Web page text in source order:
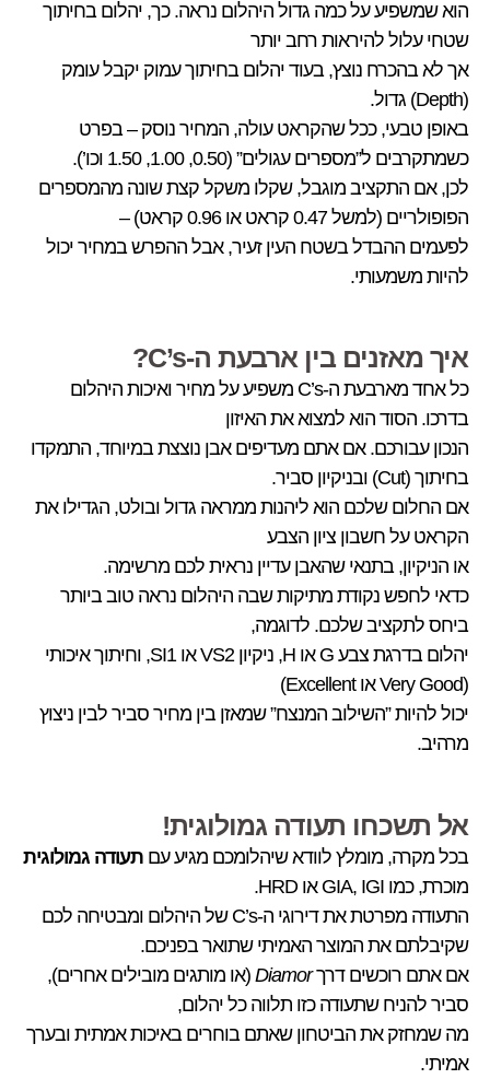
הוא שמשפיע על כמה גדול היהלום נראה. כך, יהלום בחיתוך
שטחי עלול להיראות רחב יותר
אך לא בהכרח נוצץ, בעוד יהלום בחיתוך עמוק יקבל עומק
(Depth) גדול.
באופן טבעי, ככל שהקראט עולה, המחיר נוסק – בפרט
כשמתקרבים ל”מספרים עגולים” (0.50, 1.00, 1.50 וכו’).
לכן, אם התקציב מוגבל, שקלו משקל קצת שונה מהמספרים
הפופולריים (למשל 0.47 קראט או 0.96 קראט) –
לפעמים ההבדל בשטח העין זעיר, אבל ההפרש במחיר יכול
להיות משמעותי.
איך מאזנים בין ארבעת ה-C’s?
כל אחד מארבעת ה-C’s משפיע על מחיר ואיכות היהלום
בדרכו. הסוד הוא למצוא את האיזון
הנכון עבורכם. אם אתם מעדיפים אבן נוצצת במיוחד, התמקדו
בחיתוך (Cut) ובניקיון סביר.
אם החלום שלכם הוא ליהנות ממראה גדול ובולט, הגדילו את
הקראט על חשבון ציון הצבע
או הניקיון, בתנאי שהאבן עדיין נראית לכם מרשימה.
כדאי לחפש נקודת מתיקות שבה היהלום נראה טוב ביותר
ביחס לתקציב שלכם. לדוגמה,
יהלום בדרגת צבע G או H, ניקיון VS2 או SI1, וחיתוך איכותי
(Very Good או Excellent)
יכול להיות ”השילוב המנצח” שמאזן בין מחיר סביר לבין ניצוץ
מרהיב.
אל תשכחו תעודה גמולוגית!
בכל מקרה, מומלץ לוודא שיהלומכם מגיע עם תעודה גמולוגית
מוכרת, כמו GIA, IGI או HRD.
התעודה מפרטת את דירוגי ה-C’s של היהלום ומבטיחה לכם
שקיבלתם את המוצר האמיתי שתואר בפניכם.
אם אתם רוכשים דרךDiamor(או מותגים מובילים אחרים),
סביר להניח שתעודה כזו תלווה כל יהלום,
מה שמחזק את הביטחון שאתם בוחרים באיכות אמתית ובערך
אמיתי.